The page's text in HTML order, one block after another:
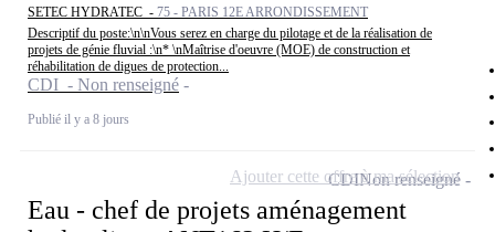
SETEC HYDRATEC - 75 - PARIS 12E ARRONDISSEMENT
Descriptif du poste:\n\nVous serez en charge du pilotage et de la réalisation de
projets de génie fluvial :\n* \nMaîtrise d'oeuvre (MOE) de construction et
réhabilitation de digues de protection...
CDI - Non renseigné
Publié il y a 8 jours
Eau - chef de projets aménagement
CDINon renseigné
Ajouter cette offre à ma sélection